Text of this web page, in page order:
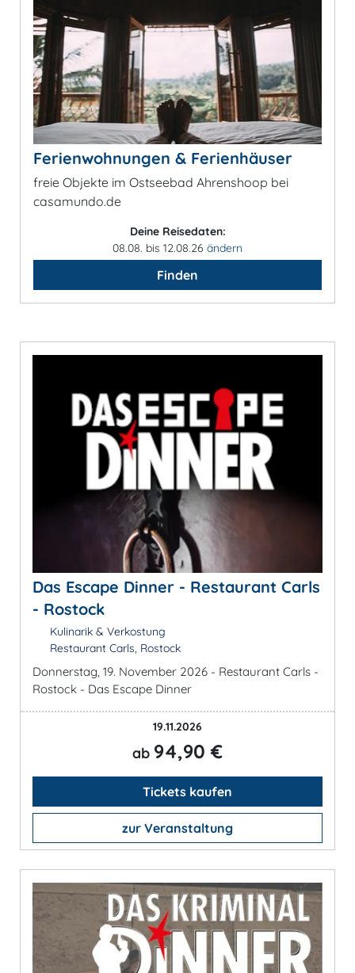
Ferienwohnungen & Ferienhäuser
freie Objekte im Ostseebad Ahrenshoop bei
casamundo.de
Deine Reisedaten:
08.08. bis 12.08.26 ändern
Finden
Das Escape Dinner - Restaurant Carls
- Rostock
Kulinarik & Verkostung
Restaurant Carls, Rostock
Donnerstag, 19. November 2026 - Restaurant Carls -
Rostock - Das Escape Dinner
19.11.2026
ab 94,90 €
Tickets kaufen
zur Veranstaltung